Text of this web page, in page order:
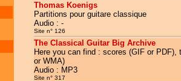
Thomas Koenigs
Partitions pour guitare classique
Audio : -
Site n° 126
The Classical Guitar Big Archive
Here you can find : scores (GIF or
or WMA)
Audio : MP3
Site n° 317